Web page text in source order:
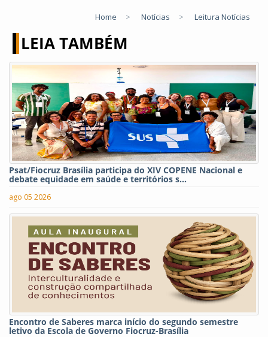
Home > Notícias > Leitura Notícias
LEIA TAMBÉM
Psat/Fiocruz Brasília participa do XIV COPENE Nacional e
debate equidade em saúde e territórios s...
ago 05 2026
Encontro de Saberes marca início do segundo semestre
letivo da Escola de Governo Fiocruz-Brasília